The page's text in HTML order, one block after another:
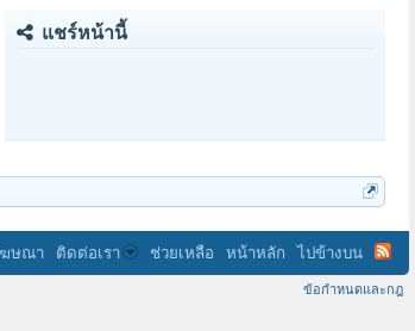
แชร์หน้านี้
ฆษณา ติดต่อเรา ช่วยเหลือ หน้าหลัก ไปข้างบน
ข้อกำหนดและกฎ